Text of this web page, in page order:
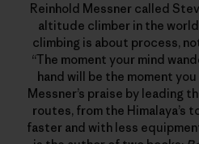
Reinhold Messner called
altitude climber in the
climbing is about process,
“The moment your mind
hand will be the moment
Messner’s praise by leading
routes, from the Himalaya’s
faster and with less